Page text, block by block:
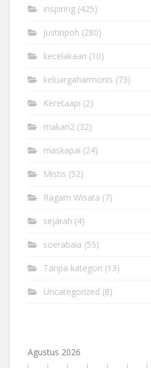
inspiring (425)
justinpoh (280)
kecelakaan (10)
keluargaharmonis (73)
Keretaapi (2)
makan2 (32)
maskapai (24)
Mistis (52)
Ragam Wisata (7)
sejarah (4)
soerabaia (55)
Tanpa kategori (13)
Uncategorized (8)
Agustus 2026